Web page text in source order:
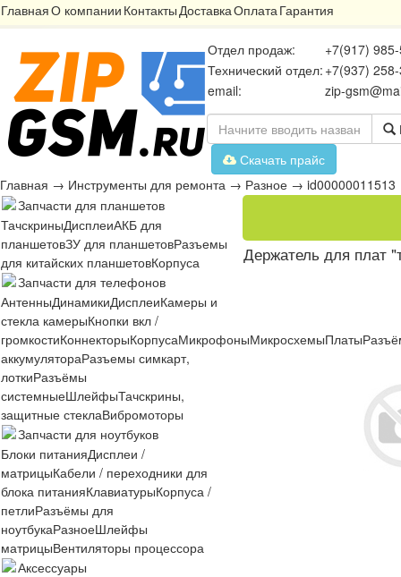
ГлавнаяО компании КонтактыДоставкаОплатаГарантия
Отдел продаж:
+7(917)
Технический отдел: +7(937)
email:
zip-
Скачать прайс
Главная → Инструменты для ремонта → Разное → id00000011513
Запчасти для планшетов
ТачскриныДисплеиАКБ для
планшетовЗУ для планшетовРазъемы
для китайских планшетовКорпуса
Запчасти для телефонов
АнтенныДинамикиДисплеиКамеры и
стекла камерыКнопки вкл /
громкостиКоннекторыКорпусаМикрофоныМикросхемыПлаты
аккумулятораРазъемы симкарт,
лоткиРазъёмы
системныеШлейфыТачскрины,
защитные стеклаВибромоторы
Запчасти для ноутбуков
Блоки питанияДисплеи /
матрицыКабели / переходники для
блока питанияКлавиатурыКорпуса /
петлиРазъёмы для
ноутбукаРазноеШлейфы
матрицыВентиляторы процессора
Аксессуары
Держатель для плат